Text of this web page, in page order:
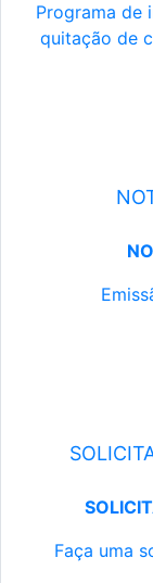
Programa de
quitação de
Faça uma